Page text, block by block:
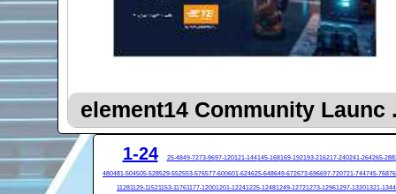
element14 Community Launc
1-24 25-4849-7273-9697-120121-144145-168169-192193-216217-240241-264265-288
480481-504505-528529-552553-576577-600601-624625-648649-672673-696697-720721-744745-768
11281129-11521153-11761177-12001201-12241225-12481249-12721273-12961297-13201321-1344